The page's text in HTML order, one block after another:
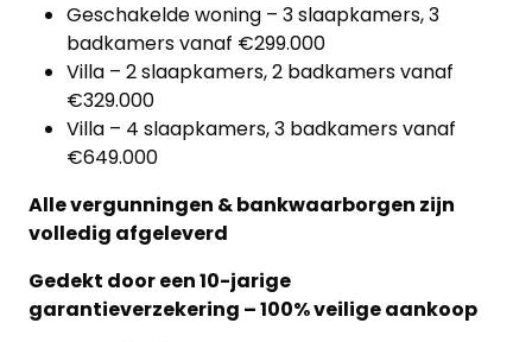
Geschakelde woning – 3 slaapkamers, 3
badkamers vanaf €299.000
Villa – 2 slaapkamers, 2 badkamers vanaf
€329.000
Villa – 4 slaapkamers, 3 badkamers vanaf
€649.000
Alle vergunningen & bankwaarborgen zijn
volledig afgeleverd
Gedekt door een 10-jarige
garantieverzekering – 100% veilige aankoop